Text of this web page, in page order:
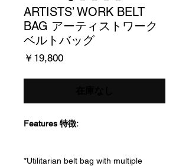
ARTISTS’ WORK BELT
BAG アーティストワーク
ベルトバッグ
￥19,800価
Features 特徴:
*Utilitarian belt bag with multiple